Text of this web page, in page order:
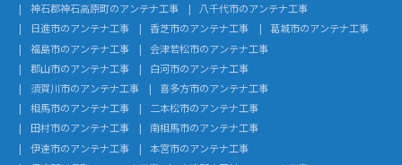
神石郡神石高原町のアンテナ工事
八千代市のアンテナ工事
日進市のアンテナ工事
香芝市のアンテナ工事
葛城市のアンテナ工事
福島市のアンテナ工事
会津若松市のアンテナ工事
郡山市のアンテナ工事
白河市のアンテナ工事
須賀川市のアンテナ工事
喜多方市のアンテナ工事
相馬市のアンテナ工事
二本松市のアンテナ工事
田村市のアンテナ工事
南相馬市のアンテナ工事
伊達市のアンテナ工事
本宮市のアンテナ工事